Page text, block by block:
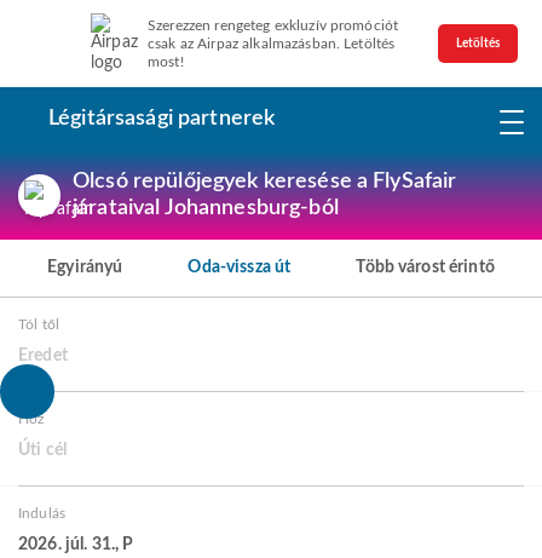
Szerezzen rengeteg exkluzív promóciót
csak az Airpaz alkalmazásban. Letöltés
most!
Letöltés
Légitársasági partnerek
Olcsó repülőjegyek keresése a FlySafair
járataival Johannesburg-ból
Egyirányú Oda-vissza út Több várost érintő
Tól től
Eredet
Hoz
Úti cél
Indulás
2026. júl. 31., P